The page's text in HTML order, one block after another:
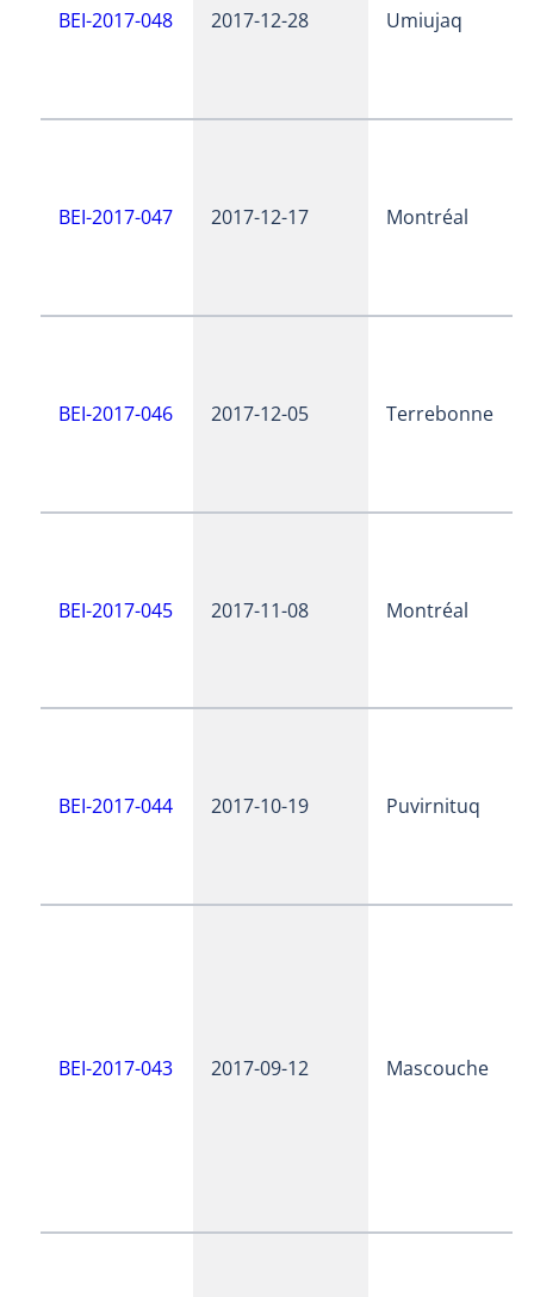
BEI-2017-048 2017-12-28 Umiujaq
BEI-2017-047 2017-12-17 Montréal
BEI-2017-046 2017-12-05 Terrebonne
BEI-2017-045 2017-11-08 Montréal
BEI-2017-044 2017-10-19 Puvirnituq
BEI-2017-043 2017-09-12 Mascouche